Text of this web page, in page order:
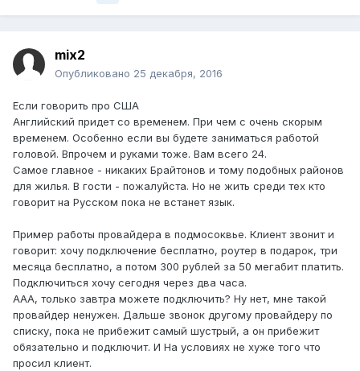
mix2
Опубликовано 25 декабря, 2016
Если говорить про США
Английский придет со временем. При чем с очень скорым
временем. Особенно если вы будете заниматься работой
головой. Впрочем и руками тоже. Вам всего 24.
Самое главное - никаких Брайтонов и тому подобных районов
для жилья. В гости - пожалуйста. Но не жить среди тех кто
говорит на Русском пока не встанет язык.
Пример работы провайдера в подмосоквье. Клиент звонит и
говорит: хочу подключение бесплатно, роутер в подарок, три
месяца бесплатно, а потом 300 рублей за 50 мегабит платить.
Подключиться хочу сегодня через два часа.
ААА, только завтра можете подключить? Ну нет, мне такой
провайдер ненужен. Дальше звонок другому провайдеру по
списку, пока не прибежит самый шустрый, а он прибежит
обязательно и подключит. И На условиях не хуже того что
просил клиент.